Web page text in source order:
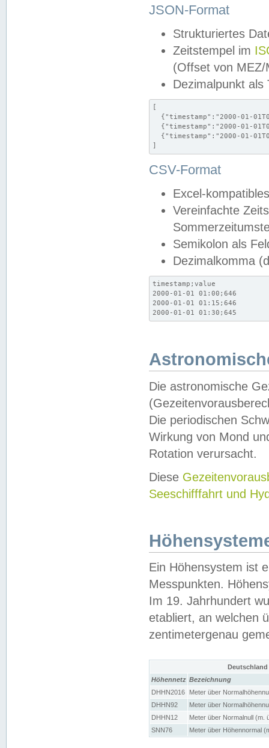
JSON-Format
Strukturiertes
Zeitstempel im
(Offset von MEZ/
Dezimalpunkt als
[
{"timestamp":"2000-01-
{"timestamp":"2000-01-
{"timestamp":"2000-01-
]
CSV-Format
Excel-
Vereinfachte
Semikolon als
Dezimalkomma
timestamp;value
2000-01-01 01:00;646
2000-01-01 01:15;646
2000-01-01 01:30;645
Die astronomische
Die periodischen
Wirkung von Mond
Rotation verursacht.
Diese
Seeschifffahrt und
Ein Höhensystem ist
Messpunkten.
Im 19. Jahrhundert
etabliert, an welchen
zentimetergenau
Höhennetz Bezeichnung
DHHN2016
Meter über
DHHN92
Meter über
DHHN12
Meter über Normalnull (m.
SNN76
Meter über Höhennormal